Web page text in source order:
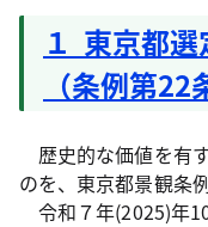
１ 東京都
（条例第22
歴史的な価値を有
のを、東京都景観条
令和７年(2025)年